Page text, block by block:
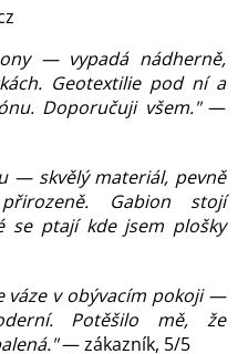
— vypadá nádherně,
Geotextilie pod ní a
Doporučuji všem."—
— skvělý materiál, pevně
Gabion stojí
se ptají kde jsem plošky
váze v obývacím pokoji —
Potěšilo mě, že
— zákazník, 5/5